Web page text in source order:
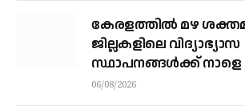
കേരളത്തില്‍ മഴ
ജില്ലകളിലെ വിദ്യാഭ്യാസ
സ്ഥാപനങ്ങള്‍ക്ക്
06/08/2026